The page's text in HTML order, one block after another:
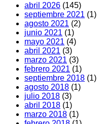
abril 2026 (145)
septiembre 2021 (1)
agosto 2021 (2)
junio 2021 (1)
mayo 2021 (4)
abril 2021 (3)
marzo 2021 (3)
febrero 2021 (1)
septiembre 2018 (1)
agosto 2018 (1)
julio 2018 (3)
abril 2018 (1)
marzo 2018 (1)